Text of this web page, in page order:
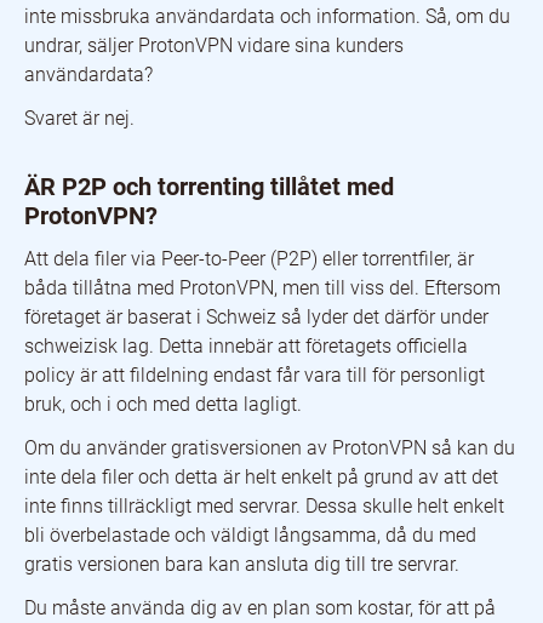
inte missbruka användardata och information. Så, om du
undrar, säljer ProtonVPN vidare sina kunders
användardata?
Svaret är nej.
ÄR P2P och torrenting tillåtet med
ProtonVPN?
Att dela filer via Peer-to-Peer (P2P) eller torrentfiler, är
båda tillåtna med ProtonVPN, men till viss del. Eftersom
företaget är baserat i Schweiz så lyder det därför under
schweizisk lag. Detta innebär att företagets officiella
policy är att fildelning endast får vara till för personligt
bruk, och i och med detta lagligt.
Om du använder gratisversionen av ProtonVPN så kan du
inte dela filer och detta är helt enkelt på grund av att det
inte finns tillräckligt med servrar. Dessa skulle helt enkelt
bli överbelastade och väldigt långsamma, då du med
gratis versionen bara kan ansluta dig till tre servrar.
Du måste använda dig av en plan som kostar, för att på